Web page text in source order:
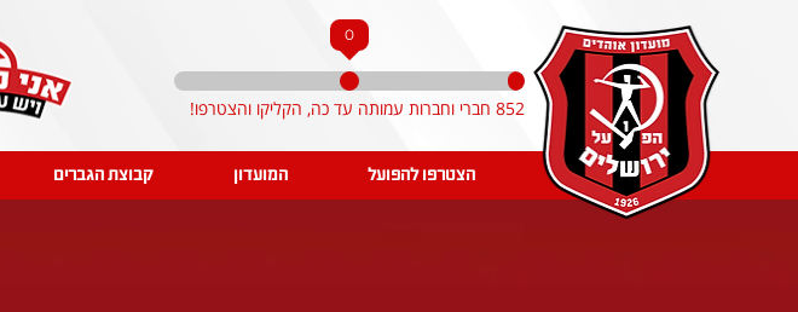
0
852 חברי וחברות עמותה עד כה, הקליקו והצטרפו!
הצטרפו להפועל המועדון קבוצת הגברים